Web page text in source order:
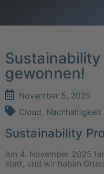
gewonnen!
November 5, 2025
Cloud, Nachhaltigkeit
Sustainability
Am 4. November 2025
statt, und wir haben